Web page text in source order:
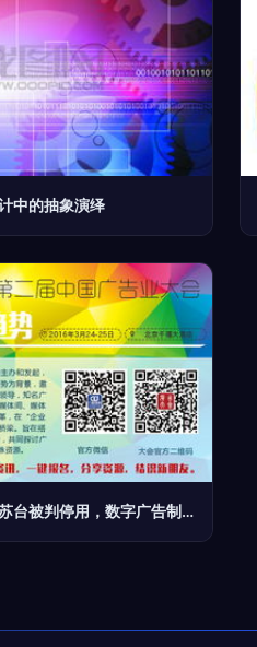
中的抽象演绎
《非诚勿扰》改名风波 江苏台被判停用，数字广告制作面临新挑战